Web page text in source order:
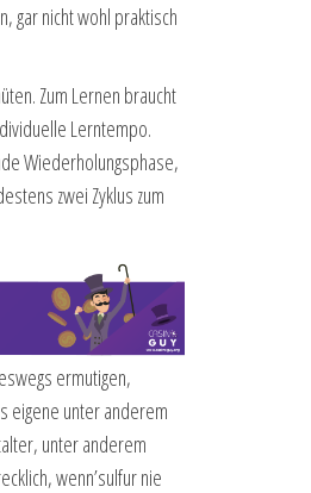
gar nicht wohl praktisch
Zum Lernen braucht
Lerntempo.
Wiederholungsphase,
zwei Zyklus zum
ermutigen,
eigene unter anderem
unter anderem
wenn’sulfur nie